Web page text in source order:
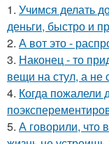
1. Учимся делать
деньги, быстро и
2. А вот это -
3. Наконец - то
вещи на стул, а не
4. Когда пожалели
5. А говорили, что